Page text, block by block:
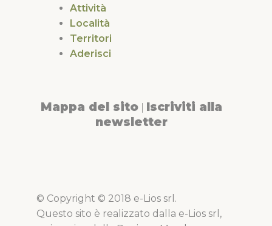
Attività
Località
Territori
Aderisci
Mappa del sito Iscriviti alla
newsletter
© Copyright © 2018 e-Lios srl.
Questo sito è realizzato dalla e-Lios srl,